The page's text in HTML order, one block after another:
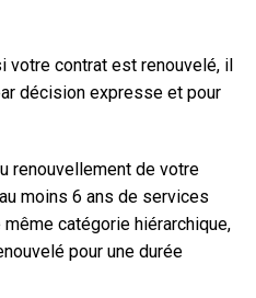
votre contrat est renouvelé, il
décision expresse et pour
renouvellement de votre
moins 6 ans de services
catégorie hiérarchique,
pour une durée